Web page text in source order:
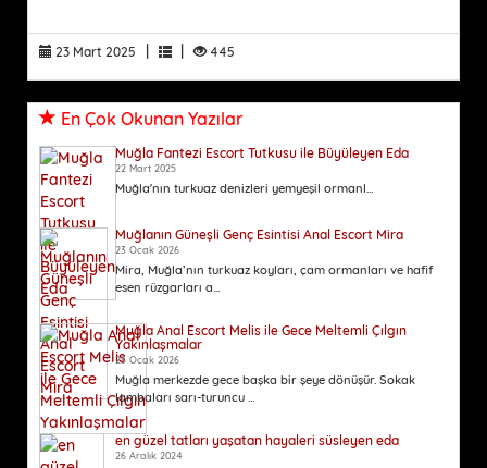
23 Mart 2025 | | 445
En Çok Okunan Yazılar
Muğla Fantezi Escort Tutkusu ile Büyüleyen Eda
22 Mart 2025
Muğla'nın turkuaz denizleri yemyeşil ormanl...
Muğlanın Güneşli Genç Esintisi Anal Escort Mira
23 Ocak 2026
Mira, Muğla’nın turkuaz koyları, çam ormanları ve hafif
esen rüzgarları a...
Muğla Anal Escort Melis ile Gece Meltemli Çılgın
Yakınlaşmalar
23 Ocak 2026
Muğla merkezde gece başka bir şeye dönüşür. Sokak
lambaları sarı-turuncu ...
en güzel tatları yaşatan hayaleri süsleyen eda
26 Aralık 2024